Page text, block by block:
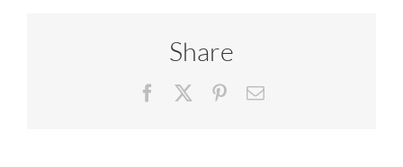
Share
Facebook Pinterest
E-